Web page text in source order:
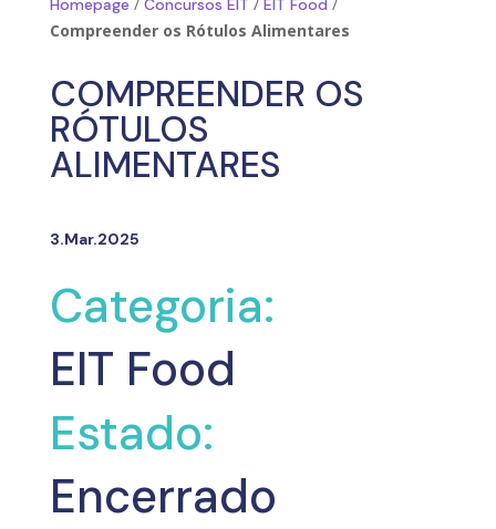
Homepage Concursos EIT EIT Food
Compreender os Rótulos Alimentares
COMPREENDER OS
RÓTULOS
ALIMENTARES
3.Mar.2025
Categoria:
EIT Food
Estado:
Encerrado